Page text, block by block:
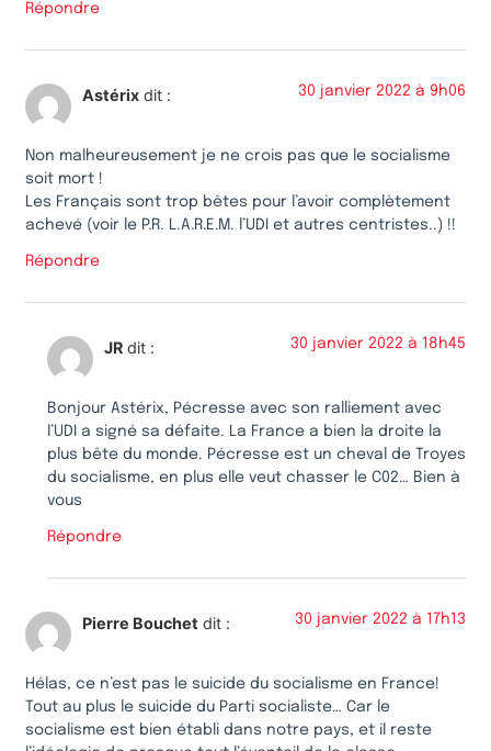
Répondre
Astérix dit : 30 janvier 2022 à 9h06
Non malheureusement je ne crois pas que le socialisme
soit mort !
Les Français sont trop bêtes pour l’avoir complètement
achevé (voir le P.R. L.A.R.E.M. l’UDI et autres centristes..) !!
Répondre
JR dit : 30 janvier 2022 à 18h45
Bonjour Astérix, Pécresse avec son ralliement avec
l’UDI a signé sa défaite. La France a bien la droite la
plus bête du monde. Pécresse est un cheval de Troyes
du socialisme, en plus elle veut chasser le C02… Bien à
vous
Répondre
Pierre Bouchet dit : 30 janvier 2022 à 17h13
Hélas, ce n’est pas le suicide du socialisme en France!
Tout au plus le suicide du Parti socialiste… Car le
socialisme est bien établi dans notre pays, et il reste